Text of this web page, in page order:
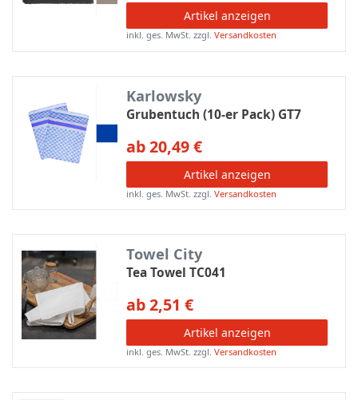
Artikel anzeigen
inkl. ges. MwSt. zzgl.Versandkosten
Karlowsky
Grubentuch (10-er Pack) GT7
ab 20,49 €
Artikel anzeigen
inkl. ges. MwSt. zzgl.Versandkosten
Towel City
Tea Towel TC041
ab 2,51 €
Artikel anzeigen
inkl. ges. MwSt. zzgl.Versandkosten